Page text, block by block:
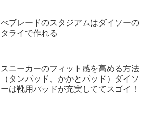
べブレードのスタジアムはダイソーの
タライで作れる
スニーカーのフィット感を高める方法
（タンパッド、かかとパッド）ダイソ
ーは靴用パッドが充実しててスゴイ！